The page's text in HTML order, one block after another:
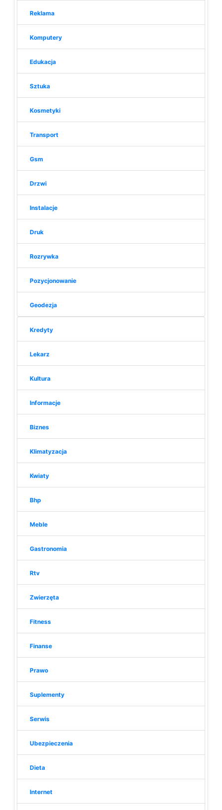
Reklama
Komputery
Edukacja
Sztuka
Kosmetyki
Transport
Gsm
Drzwi
Instalacje
Druk
Rozrywka
Pozycjonowanie
Geodezja
Kredyty
Lekarz
Kultura
Informacje
Biznes
Klimatyzacja
Kwiaty
Bhp
Meble
Gastronomia
Rtv
Zwierzęta
Fitness
Finanse
Prawo
Suplementy
Serwis
Ubezpieczenia
Dieta
Internet